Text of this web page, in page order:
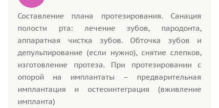
Составление плана протезирования. Санация
полости рта: лечение зубов, пародонта,
аппаратная чистка зубов. Обточка зубов и
депульпирование (если нужно), снятие слепков,
изготовление протеза. При протезировании с
опорой на имплантаты – предварительная
имплантация и остеоинтеграция (вживление
импланта)